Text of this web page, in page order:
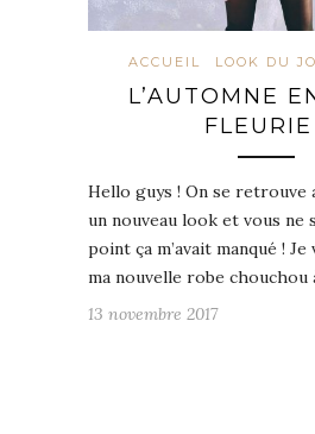
ACCUEIL LOOK DU
L’AUTOMNE
Hello guys ! On se retrouve
un nouveau look et vous ne
point ça m’avait manqué !
ma nouvelle robe chouchou
13 novembre 2017